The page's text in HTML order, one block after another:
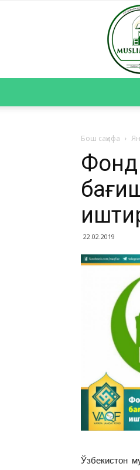
Бош саҳифа
Фонд
22.02.2019
Ўзбекистон